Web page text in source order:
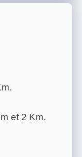
et 2 Km.